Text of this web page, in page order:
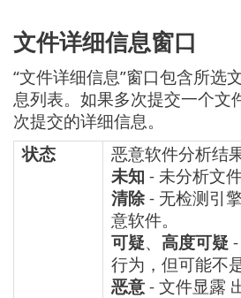
文件详细信息窗口
“文件详细信息”窗口包含所选
息列表。如果多次提交一个文
次提交的详细信息。
状态
恶意软件分析结果
未知 - 未分析文件
清除 - 无检测引
意软件。
可疑、 高度可疑
行为，但可能不
恶意 - 文件显露